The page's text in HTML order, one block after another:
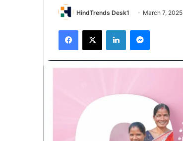
HindTrends Desk1 March 7, 2025
Facebook
X LinkedInMessenger